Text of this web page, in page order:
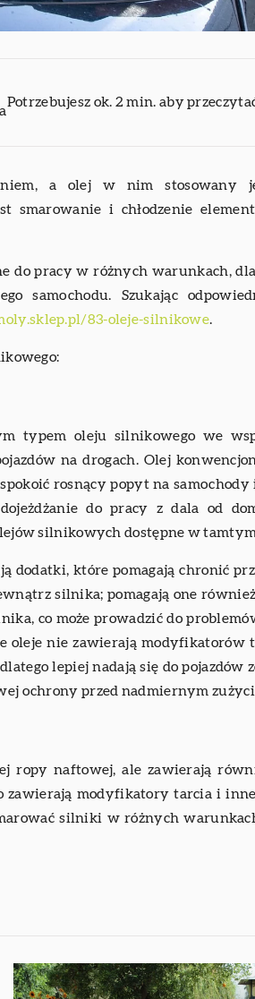
Potrzebujesz ok. 2 min. aby
a olej w nim stosowany
smarowanie i chłodzenie
do pracy w różnych warunkach,
samochodu. Szukając
83-oleje-silnikowe.
typem oleju silnikowego we
na drogach. Olej
rosnący popyt na
do pracy z dala od
silnikowych dostępne w tamtym
dodatki, które pomagają chronić
silnika; pomagają one również
co może prowadzić do
oleje nie zawierają modyfikatorów
lepiej nadają się do pojazdów
ochrony przed nadmiernym
ropy naftowej, ale zawierają
zawierają modyfikatory tarcia i
silniki w różnych